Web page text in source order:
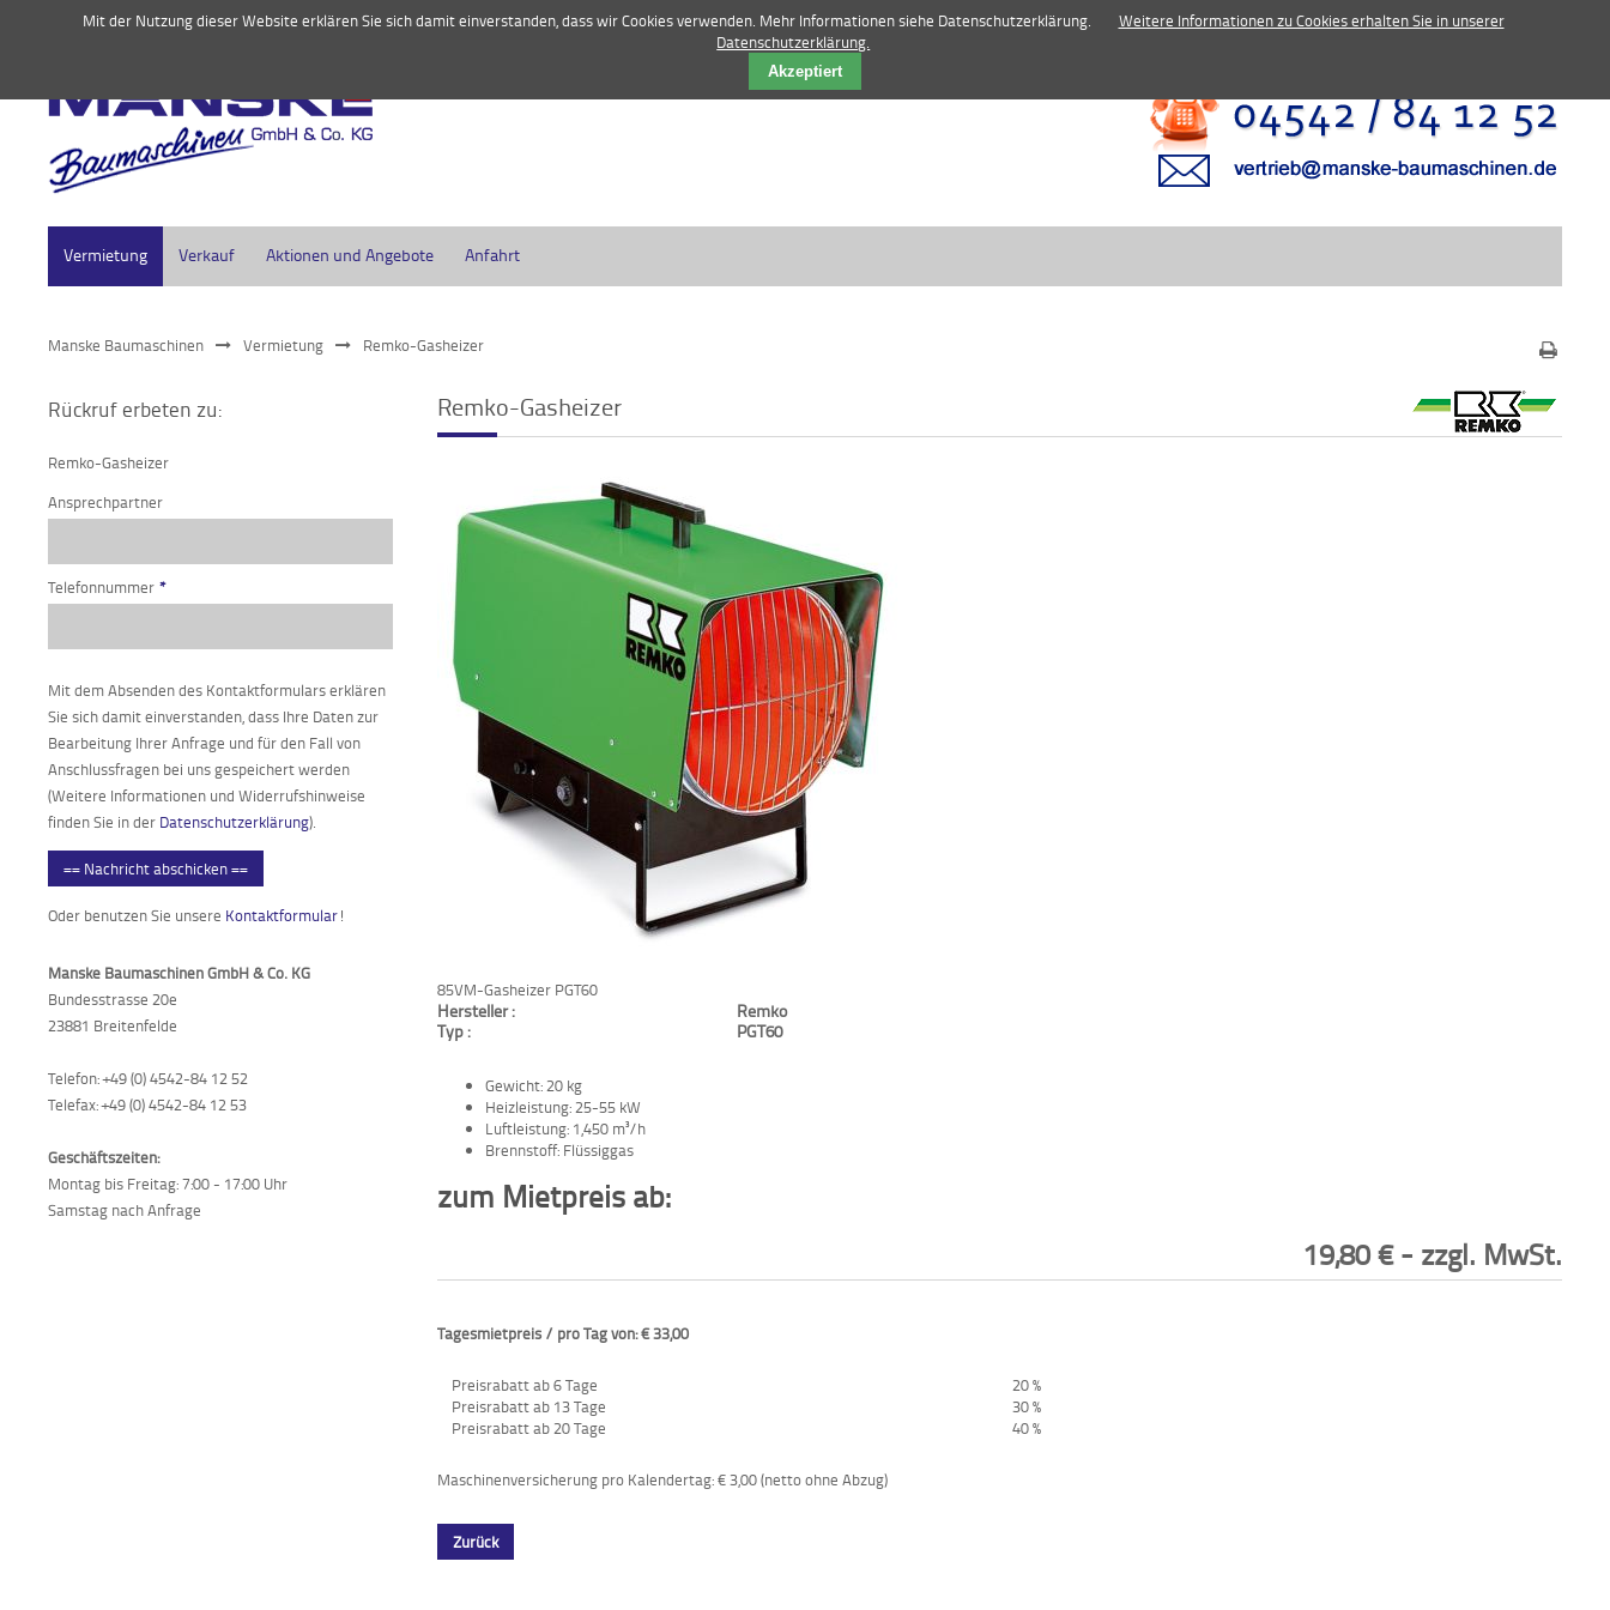
04542 84 12 52 | vertrieb@manske-baumaschinen.de
Vermietung Verkauf Aktionen und Angebote Anfahrt
Manske Baumaschinen Vermietung Remko-Gasheizer
Remko-Gasheizer
85VM-Gasheizer PGT60
Hersteller :
Remko
Typ :
PGT60
Gewicht: 20 kg
Heizleistung: 25-55 kW
Luftleistung: 1,450 m³/h
Brennstoff: Flüssiggas
zum Mietpreis ab:
19,80€- zzgl. MwSt.
Tagesmietpreis / pro Tag von: € 33,00
Preisrabatt ab 6 Tage
Preisrabatt ab 13 Tage
Preisrabatt ab 20 Tage
20 %
30 %
40 %
Maschinenversicherung pro Kalendertag: € 3,00 (netto ohne Abzug)
Zurück
Rückruf erbeten zu:
Remko-Gasheizer
Ansprechpartner
Telefonnummer *
Mit dem Absenden des Kontaktformulars erklären
Sie sich damit einverstanden, dass Ihre Daten zur
Bearbeitung Ihrer Anfrage und für den Fall von
Anschlussfragen bei uns gespeichert werden
(Weitere Informationen und Widerrufshinweise
finden Sie in der Datenschutzerklärung).
== Nachricht abschicken ==
Oder benutzen Sie unsere Kontaktformular!
Manske Baumaschinen GmbH & Co. KG
Bundesstrasse 20e
23881 Breitenfelde
Telefon: +49 (0) 4542-84 12 52
Telefax: +49 (0) 4542-84 12 53
Geschäftszeiten:
Montag bis Freitag: 7:00 - 17:00 Uhr
Samstag nach Anfrage
Mit der Nutzung dieser Website erklären Sie sich damit einverstanden, dass wir Cookies verwenden. Mehr Informationen siehe Datenschutzerklärung.
Weitere Informationen zu Cookies erhalten Sie in unserer
Datenschutzerklärung.
Akzeptiert